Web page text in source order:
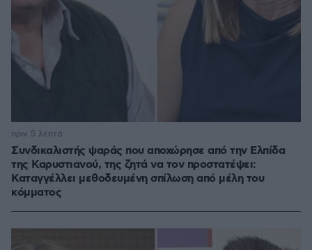
Συνδικαλιστής ψαράς που αποχώρησε από την Ελπίδα
της Καρυστιανού, της ζητά να τον προστατέψει:
Καταγγέλλει μεθοδευμένη σπίλωση από μέλη του
κόμματος
πριν 5 λεπτά